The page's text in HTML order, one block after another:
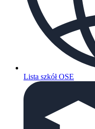
Lista szkół OSE